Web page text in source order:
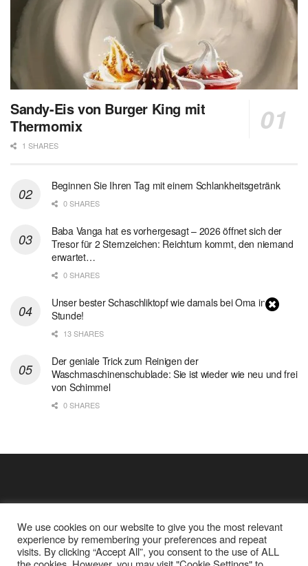
Sandy-Eis von Burger King mit
Thermomix
1 SHARES
Beginnen Sie Ihren Tag mit einem Schlankheitsgetränk
0 SHARES
Baba Vanga hat es vorhergesagt – 2026 öffnet sich der
Tresor für 2 Sternzeichen: Reichtum kommt, den niemand
erwartet…
0 SHARES
Unser bester Schaschliktopf wie damals bei Oma in 1
Stunde!
13 SHARES
Der geniale Trick zum Reinigen der
Waschmaschinenschublade: Sie ist wieder wie neu und frei
von Schimmel
0 SHARES
We use cookies on our website to give you the most relevant
experience by remembering your preferences and repeat
visits. By clicking “Accept All”, you consent to the use of ALL